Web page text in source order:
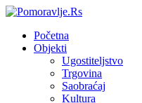
Početna
Objekti
Ugostiteljstvo
Trgovina
Saobraćaj
Kultura